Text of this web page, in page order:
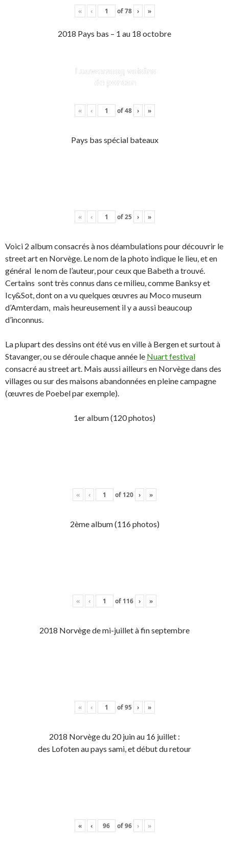
« ‹ of78 › »
2018 Pays bas – 1 au 18 octobre
Lauwersoog voisins
de ponton
« ‹ of48 › »
Pays bas spécial bateaux
« ‹ of25 › »
Voici 2 album consacrés à nos déambulations pour découvrir le
street art en Norvège. Le nom de la photo indique le lieu, et en
général le nom de l’auteur, pour ceux que Babeth a trouvé.
Certains sont très connus dans ce milieu, comme Banksy et
Icy&Sot, dont on a vu quelques œuvres au Moco museum
d’Amterdam, mais heureusement il y a aussi beaucoup
d’inconnus.
La plupart des dessins ont été vus en ville à Bergen et surtout à
Stavanger, ou se déroule chaque année le Nuart festival
consacré au street art. Mais aussi ailleurs en Norvège dans des
villages ou sur des maisons abandonnées en pleine campagne
(œuvres de Poebel par exemple).
1er album (120 photos)
« ‹ of 120 › »
2ème album (116 photos)
« ‹ of 116 › »
2018 Norvège de mi-juillet à fin septembre
« ‹ of95 › »
2018 Norvège du 20 juin au 16 juillet :
des Lofoten au pays sami, et début du retour
« ‹ of96 › »